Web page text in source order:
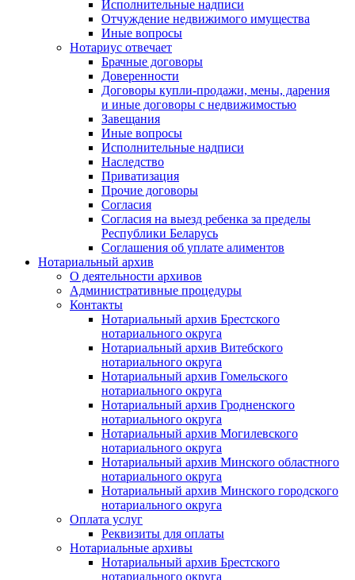
Исполнительные надписи
Отчуждение недвижимого имущества
Иные вопросы
Нотариус отвечает
Брачные договоры
Доверенности
Договоры купли-продажи, мены, дарения
и иные договоры с недвижимостью
Завещания
Иные вопросы
Исполнительные надписи
Наследство
Приватизация
Прочие договоры
Согласия
Согласия на выезд ребенка за пределы
Республики Беларусь
Соглашения об уплате алиментов
Нотариальный архив
О деятельности архивов
Административные процедуры
Контакты
Нотариальный архив Брестского
нотариального округа
Нотариальный архив Витебского
нотариального округа
Нотариальный архив Гомельского
нотариального округа
Нотариальный архив Гродненского
нотариального округа
Нотариальный архив Могилевского
нотариального округа
Нотариальный архив Минского областного
нотариального округа
Нотариальный архив Минского городского
нотариального округа
Оплата услуг
Реквизиты для оплаты
Нотариальные архивы
Нотариальный архив Брестского
нотариального округа